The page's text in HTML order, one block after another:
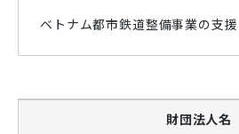
ベトナム都市鉄道整備事業の支援
財団法人名